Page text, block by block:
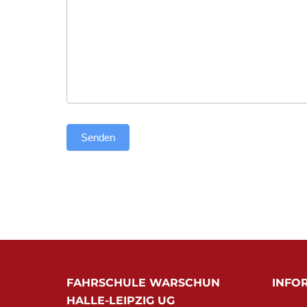
Senden
FAHRSCHULE WARSCHUN
HALLE-LEIPZIG UG